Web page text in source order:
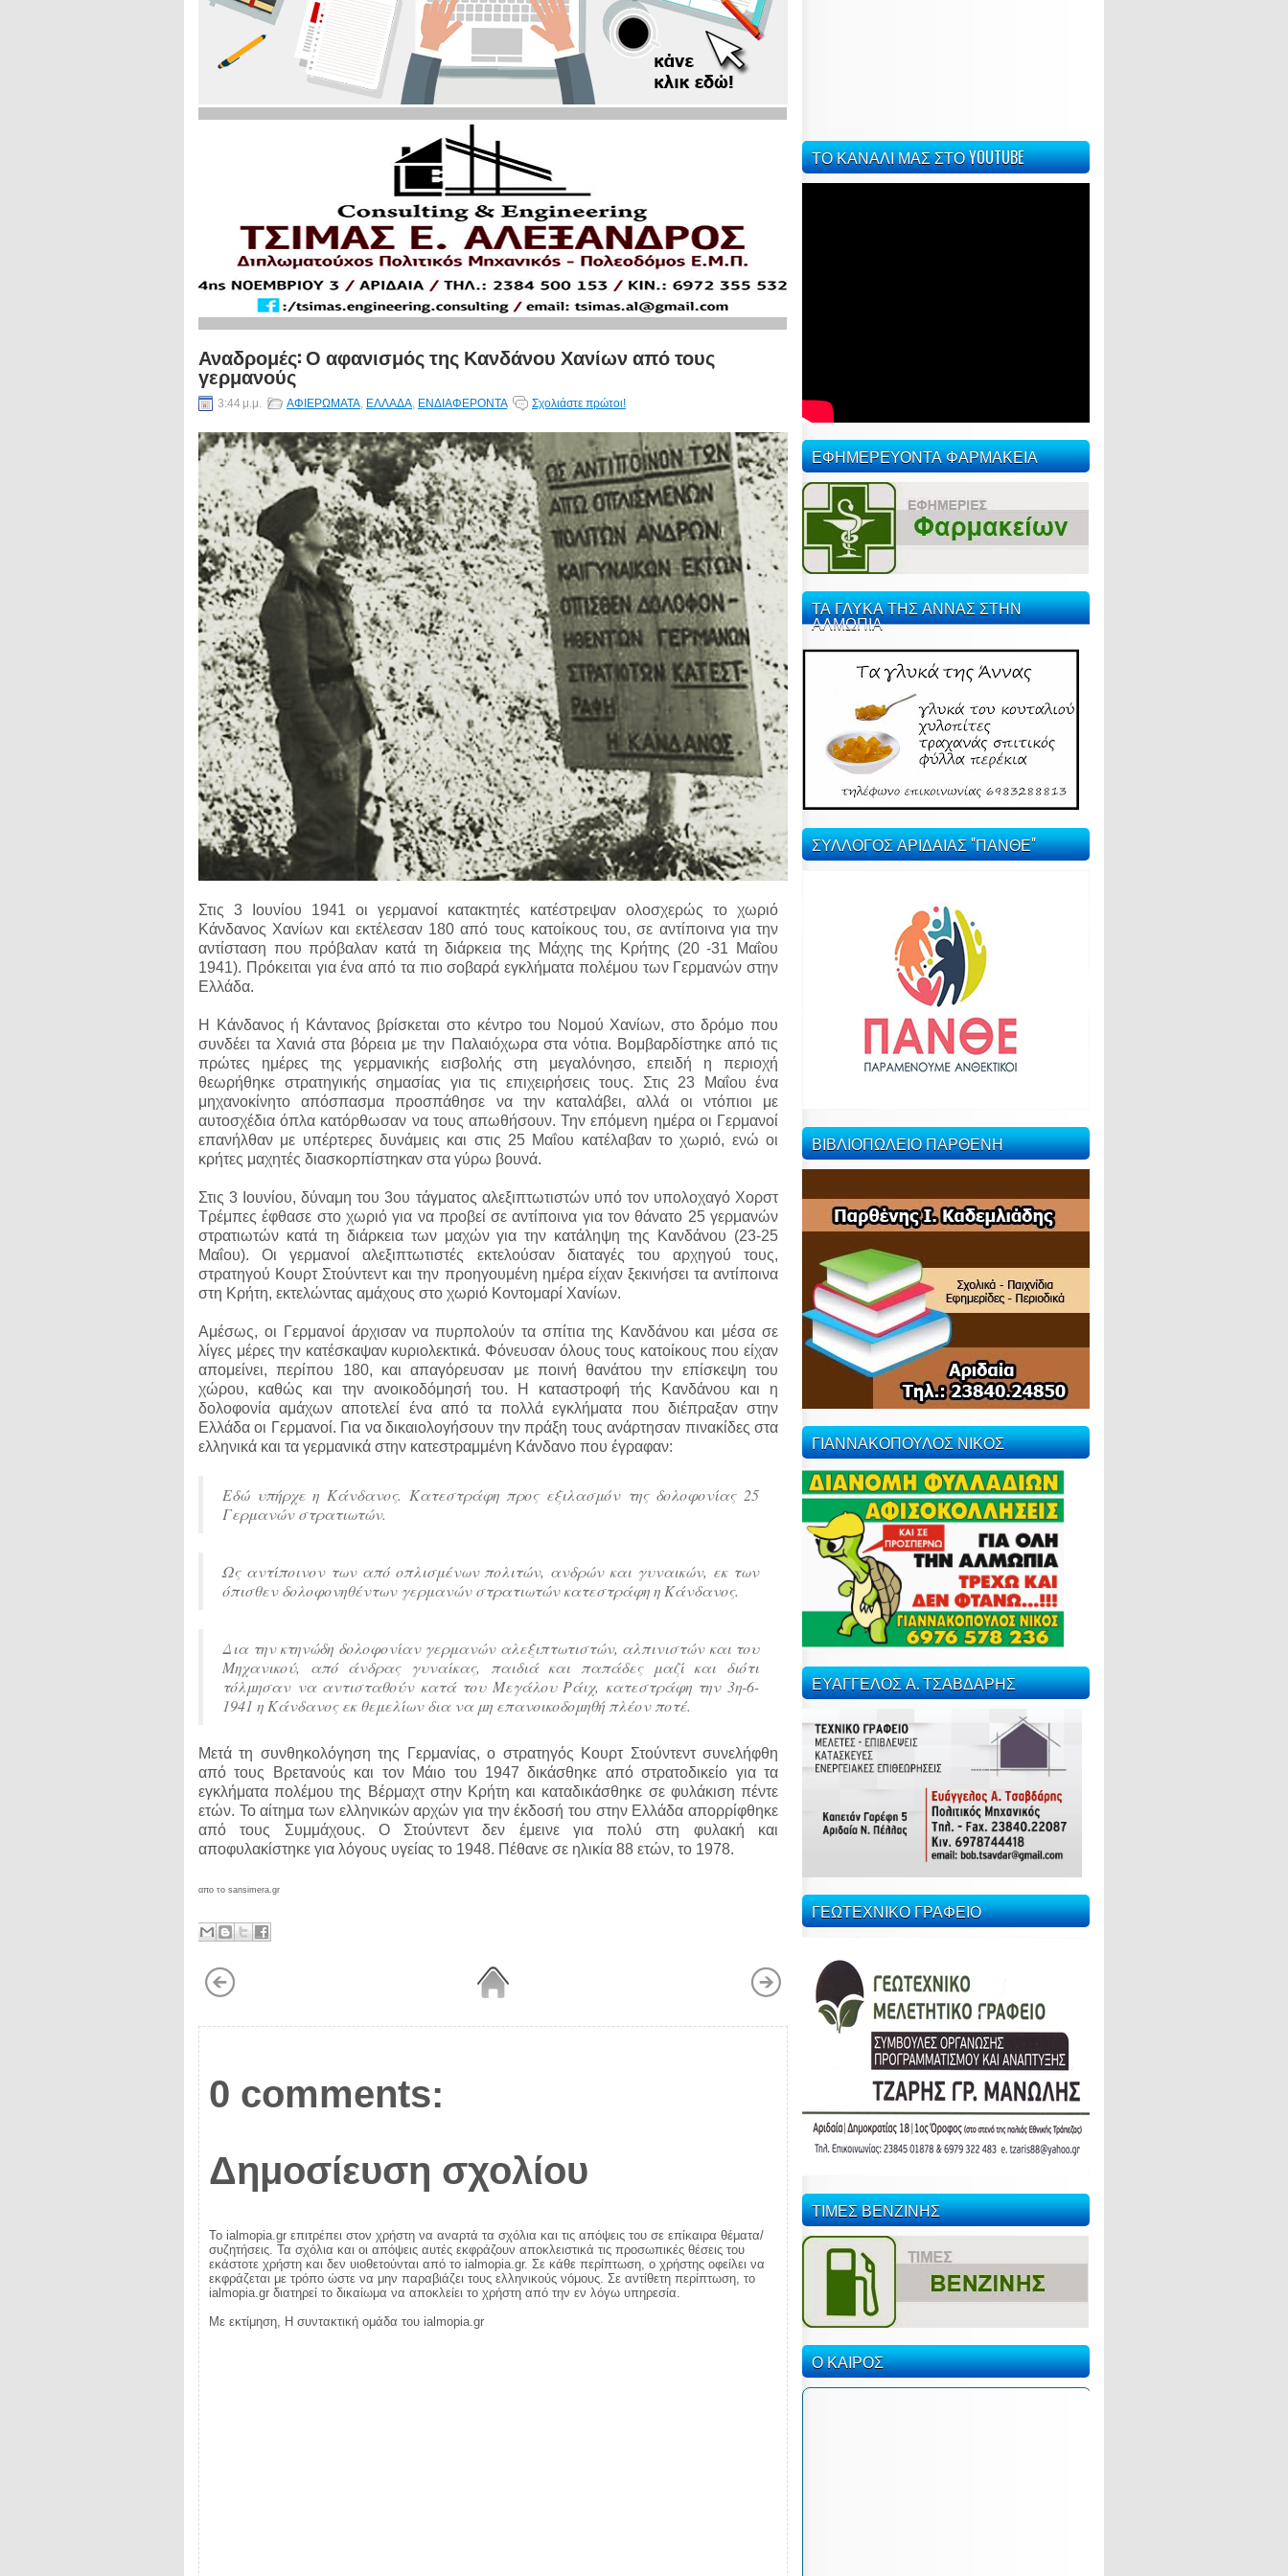
Αναδρομές: Ο αφανισμός της Κανδάνου Χανίων από τους
γερμανούς
3:44 μ.μ. ΑΦΙΕΡΩΜΑΤΑ, ΕΛΛΑΔΑ, ΕΝΔΙΑΦΕΡΟΝΤΑ Σχολιάστε πρώτοι!
Στις 3 Ιουνίου 1941 οι γερμανοί κατακτητές κατέστρεψαν ολοσχερώς το χωριό
Κάνδανος Χανίων και εκτέλεσαν 180 από τους κατοίκους του, σε αντίποινα για την
αντίσταση που πρόβαλαν κατά τη διάρκεια της Μάχης της Κρήτης (20 -31 Μαΐου
1941). Πρόκειται για ένα από τα πιο σοβαρά εγκλήματα πολέμου των Γερμανών στην
Ελλάδα.
Η Κάνδανος ή Κάντανος βρίσκεται στο κέντρο του Νομού Χανίων, στο δρόμο που
συνδέει τα Χανιά στα βόρεια με την Παλαιόχωρα στα νότια. Βομβαρδίστηκε από τις
πρώτες ημέρες της γερμανικής εισβολής στη μεγαλόνησο, επειδή η περιοχή
θεωρήθηκε στρατηγικής σημασίας για τις επιχειρήσεις τους. Στις 23 Μαΐου ένα
μηχανοκίνητο απόσπασμα προσπάθησε να την καταλάβει, αλλά οι ντόπιοι με
αυτοσχέδια όπλα κατόρθωσαν να τους απωθήσουν. Την επόμενη ημέρα οι Γερμανοί
επανήλθαν με υπέρτερες δυνάμεις και στις 25 Μαΐου κατέλαβαν το χωριό, ενώ οι
κρήτες μαχητές διασκορπίστηκαν στα γύρω βουνά.
Στις 3 Ιουνίου, δύναμη του 3ου τάγματος αλεξιπτωτιστών υπό τον υπολοχαγό Χορστ
Τρέμπες έφθασε στο χωριό για να προβεί σε αντίποινα για τον θάνατο 25 γερμανών
στρατιωτών κατά τη διάρκεια των μαχών για την κατάληψη της Κανδάνου (23-25
Μαΐου). Οι γερμανοί αλεξιπτωτιστές εκτελούσαν διαταγές του αρχηγού τους,
στρατηγού Κουρτ Στούντεντ και την προηγουμένη ημέρα είχαν ξεκινήσει τα αντίποινα
στη Κρήτη, εκτελώντας αμάχους στο χωριό Κοντομαρί Χανίων.
Αμέσως, οι Γερμανοί άρχισαν να πυρπολούν τα σπίτια της Κανδάνου και μέσα σε
λίγες μέρες την κατέσκαψαν κυριολεκτικά. Φόνευσαν όλους τους κατοίκους που είχαν
απομείνει, περίπου 180, και απαγόρευσαν με ποινή θανάτου την επίσκεψη του
χώρου, καθώς και την ανοικοδόμησή του. Η καταστροφή τής Κανδάνου και η
δολοφονία αμάχων αποτελεί ένα από τα πολλά εγκλήματα που διέπραξαν στην
Ελλάδα οι Γερμανοί. Για να δικαιολογήσουν την πράξη τους ανάρτησαν πινακίδες στα
ελληνικά και τα γερμανικά στην κατεστραμμένη Κάνδανο που έγραφαν:
Εδώ υπήρχε η Κάνδανος. Κατεστράφη προς εξιλασμόν της δολοφονίας 25
Γερμανών στρατιωτών.
Ως αντίποινον των από οπλισμένων πολιτών, ανδρών και γυναικών, εκ των
όπισθεν δολοφονηθέντων γερμανών στρατιωτών κατεστράφη η Κάνδανος.
Δια την κτηνώδη δολοφονίαν γερμανών αλεξιπτωτιστών, αλπινιστών και του
Μηχανικού, από άνδρας γυναίκας, παιδιά και παπάδες μαζί και διότι
τόλμησαν να αντισταθούν κατά του Μεγάλου Ράιχ, κατεστράφη την 3η-6-
1941 η Κάνδανος εκ θεμελίων δια να μη επανοικοδομηθή πλέον ποτέ.
Μετά τη συνθηκολόγηση της Γερμανίας, ο στρατηγός Κουρτ Στούντεντ συνελήφθη
από τους Βρετανούς και τον Μάιο του 1947 δικάσθηκε από στρατοδικείο για τα
εγκλήματα πολέμου της Βέρμαχτ στην Κρήτη και καταδικάσθηκε σε φυλάκιση πέντε
ετών. Το αίτημα των ελληνικών αρχών για την έκδοσή του στην Ελλάδα απορρίφθηκε
από τους Συμμάχους. Ο Στούντεντ δεν έμεινε για πολύ στη φυλακή και
αποφυλακίστηκε για λόγους υγείας το 1948. Πέθανε σε ηλικία 88 ετών, το 1978.
απο το sansimera.gr
0 comments:
Δημοσίευση σχολίου
Το ialmopia.gr επιτρέπει στον χρήστη να αναρτά τα σχόλια και τις απόψεις του σε επίκαιρα θέματα/
συζητήσεις. Τα σχόλια και οι απόψεις αυτές εκφράζουν αποκλειστικά τις προσωπικές θέσεις του
εκάστοτε χρήστη και δεν υιοθετούνται από το ialmopia.gr. Σε κάθε περίπτωση, ο χρήστης οφείλει να
εκφράζεται με τρόπο ώστε να μην παραβιάζει τους ελληνικούς νόμους. Σε αντίθετη περίπτωση, το
ialmopia.gr διατηρεί το δικαίωμα να αποκλείει το χρήστη από την εν λόγω υπηρεσία.
Με εκτίμηση, Η συντακτική ομάδα του ialmopia.gr
ΤΟ ΚΑΝΑΛΙ ΜΑΣ ΣΤΟ YOUTUBE
ΕΦΗΜΕΡΕΥΟΝΤΑ ΦΑΡΜΑΚΕΙΑ
ΤΑ ΓΛΥΚΑ ΤΗΣ ΑΝΝΑΣ ΣΤΗΝ
ΑΛΜΩΠΙΑ
ΣΥΛΛΟΓΟΣ ΑΡΙΔΑΙΑΣ "ΠΑΝΘΕ"
ΒΙΒΛΙΟΠΩΛΕΙΟ ΠΑΡΘΕΝΗ
ΓΙΑΝΝΑΚΟΠΟΥΛΟΣ ΝΙΚΟΣ
ΕΥΑΓΓΕΛΟΣ Α. ΤΣΑΒΔΑΡΗΣ
ΓΕΩΤΕΧΝΙΚΟ ΓΡΑΦΕΙΟ
ΤΙΜΕΣ ΒΕΝΖΙΝΗΣ
Ο ΚΑΙΡΟΣ